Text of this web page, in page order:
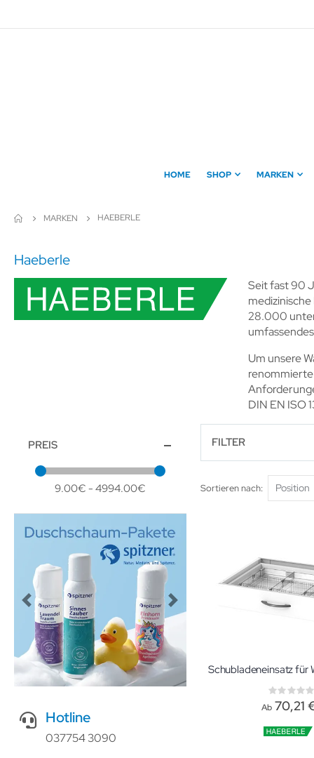
zum
HOME SHOP MARKEN
MARKEN HAEBERLE
Haeberle
Seit fast 90
28.000
Um unsere
renommierte
DIN EN ISO
FILTER
Sortieren nach
0%
Ab 70,21
PREIS
9.00€ - 4994.00€
Previous Next
Hotline
037754 3090